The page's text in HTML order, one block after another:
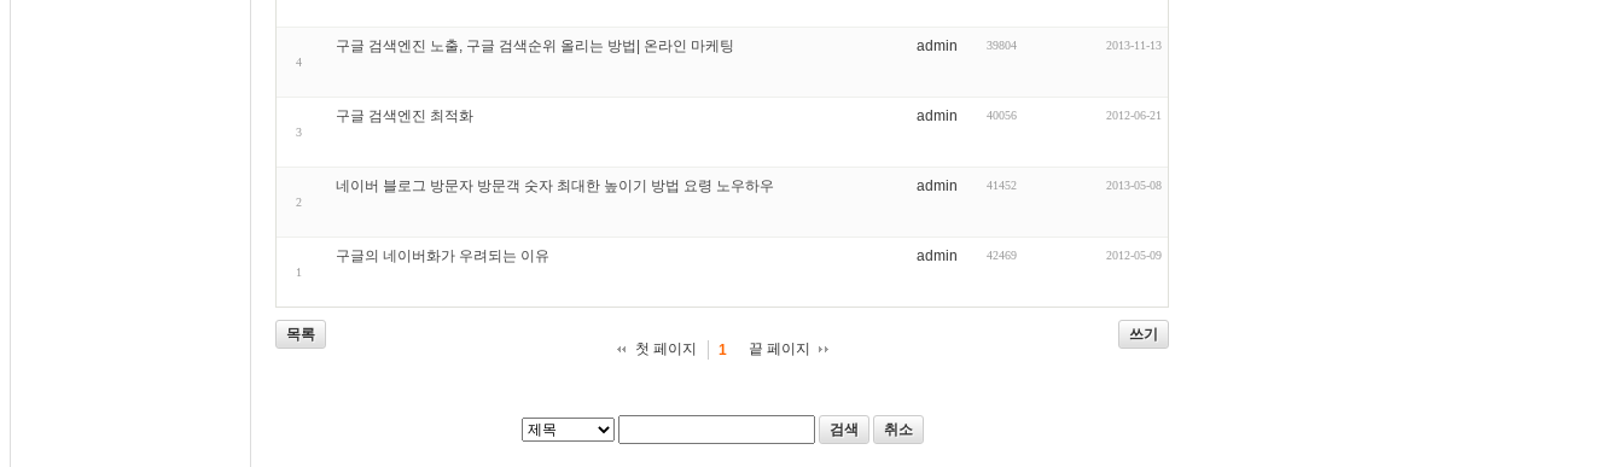
4
구글 검색엔진 노출, 구글 검색순위 올리는 방법| 온라인 마케팅 admin 39804 2013-11-13
3
구글 검색엔진 최적화 admin 40056 2012-06-21
2
네이버 블로그 방문자 방문객 숫자 최대한 높이기 방법 요령 노우하우 admin 41452 2013-05-08
1
구글의 네이버화가 우려되는 이유 admin 42469 2012-05-09
목록
쓰기
첫 페이지
1 끝 페이지
검색 취소